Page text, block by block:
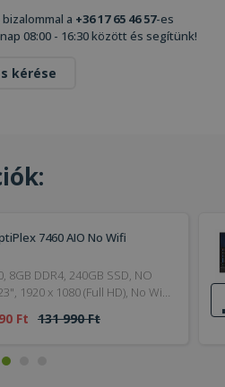
a +36 17 65 46 57-es
08:00 - 16:30 között és segítünk!
kérése
7460 AIO No Wifi
8GB DDR4, 240GB SSD, NO
1920 x 1080 (Full HD), No Wi-
Jó
Ft 131 990 Ft